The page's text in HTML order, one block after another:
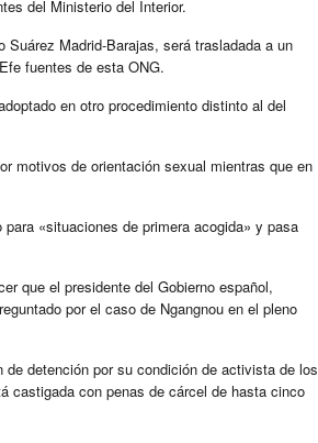
del Ministerio del Interior.
Madrid-Barajas, será trasladada a un
fuentes de esta ONG.
en otro procedimiento distinto al del
motivos de orientación sexual mientras que en
para «situaciones de primera acogida» y pasa
que el presidente del Gobierno español,
por el caso de Ngangnou en el pleno
detención por su condición de activista de los
castigada con penas de cárcel de hasta cinco